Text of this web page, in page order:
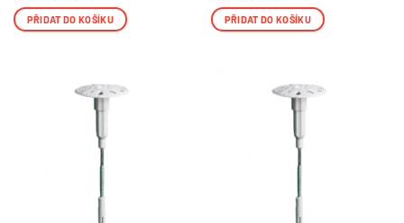
PŘIDAT DO KOŠÍKU PŘIDAT DO KOŠÍKU